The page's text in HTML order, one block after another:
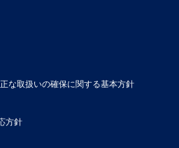
な取扱いの確保に関する基本方針
方針